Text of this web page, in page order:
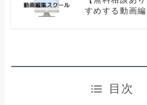
すめする動画
目次